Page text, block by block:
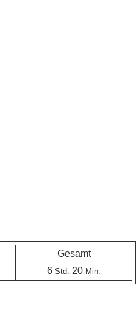
Gesamt
6 Std. 20 Min.